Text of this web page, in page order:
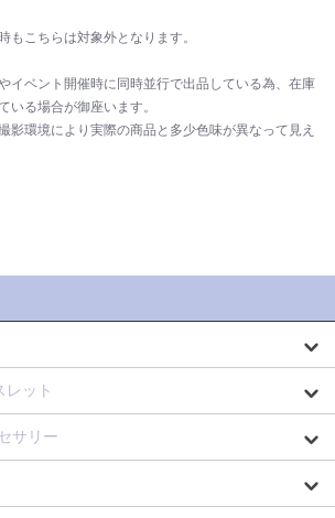
こちらは対象外となります。
イベント開催時に同時並行で出品している為、在庫
いる場合が御座います。
影環境により実際の商品と多少色味が異なって見え
レット
サリー